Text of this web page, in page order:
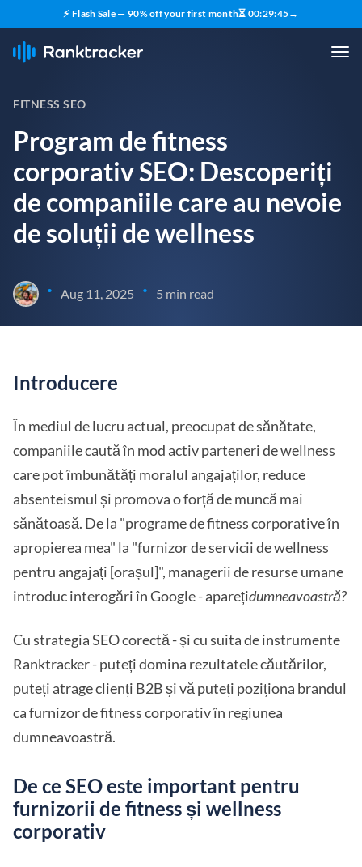
⚡ Flash Sale — 90% off your first month⏳ 00:29:44→
FITNESS SEO
Program de fitness
corporativ SEO: Descoperiți
de companiile care au nevoie
de soluții de wellness
• Aug 11, 2025 • 5 min read
Introducere
În mediul de lucru actual, preocupat de sănătate,
companiile caută în mod activ parteneri de wellness
care pot îmbunătăți moralul angajaților, reduce
absenteismul și promova o forță de muncă mai
sănătoasă. De la "programe de fitness corporative în
apropierea mea" la "furnizor de servicii de wellness
pentru angajați [orașul]", managerii de resurse umane
introduc interogări în Google - aparețidumneavoastră?
Cu strategia SEO corectă - și cu suita de instrumente
Ranktracker - puteți domina rezultatele căutărilor,
puteți atrage clienți B2B și vă puteți poziționa brandul
ca furnizor de fitness corporativ în regiunea
dumneavoastră.
De ce SEO este important pentru
furnizorii de fitness și wellness
corporativ